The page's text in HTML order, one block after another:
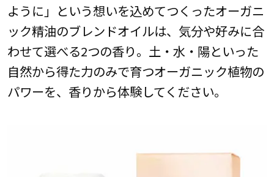
ように」という想いを込めてつくったオーガニ
ック精油のブレンドオイルは、気分や好みに合
わせて選べる2つの香り。土・水・陽といった
自然から得た力のみで育つオーガニック植物の
パワーを、香りから体験してください。